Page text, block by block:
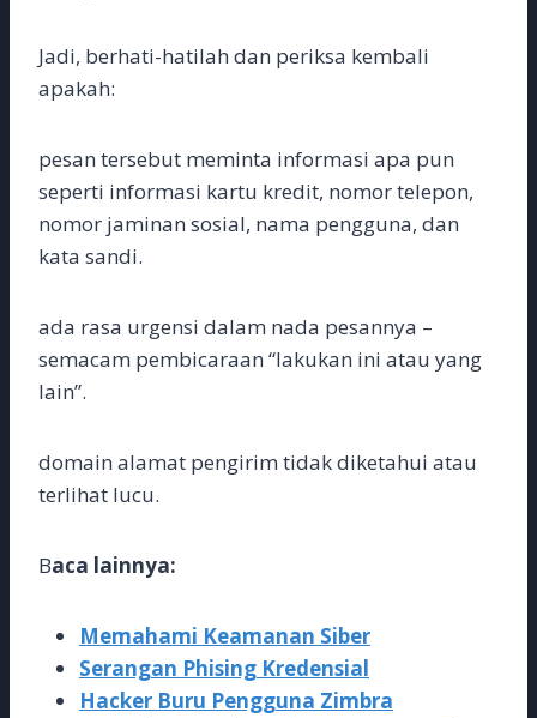
Jadi, berhati-hatilah dan periksa kembali
apakah:
pesan tersebut meminta informasi apa pun
seperti informasi kartu kredit, nomor telepon,
nomor jaminan sosial, nama pengguna, dan
kata sandi.
ada rasa urgensi dalam nada pesannya –
semacam pembicaraan “lakukan ini atau yang
lain”.
domain alamat pengirim tidak diketahui atau
terlihat lucu.
Baca lainnya:
Memahami Keamanan Siber
Serangan Phising Kredensial
Hacker Buru Pengguna Zimbra